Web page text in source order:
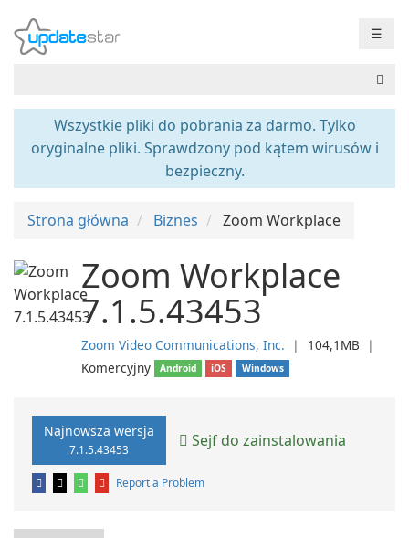
☰
Wszystkie pliki do pobrania za darmo. Tylko
oryginalne pliki. Sprawdzony pod kątem wirusów i
bezpieczny.
Strona główna Biznes Zoom Workplace
Zoom Workplace
7.1.5.43453
Zoom Video Communications, Inc. ❘ 104,1MB
❘
Komercyjny
Android iOS Windows
Najnowsza wersja
7.1.5.43453 Sejf do zainstalowania
Report a Problem